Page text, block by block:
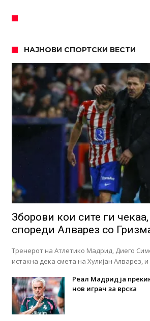
НАЈНОВИ СПОРТСКИ ВЕСТИ
Зборови кои сите ги
спореди Алварез со
Тренерот на Атлетико Мадрид, Диего
истакна дека смета на Хулијан Алварез,
Реал Мадрид ја
нов играч за врска